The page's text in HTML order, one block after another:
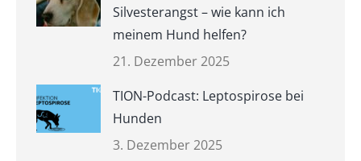
Silvesterangst – wie kann ich
meinem Hund helfen?
21. Dezember 2025
TION-Podcast: Leptospirose bei
Hunden
3. Dezember 2025